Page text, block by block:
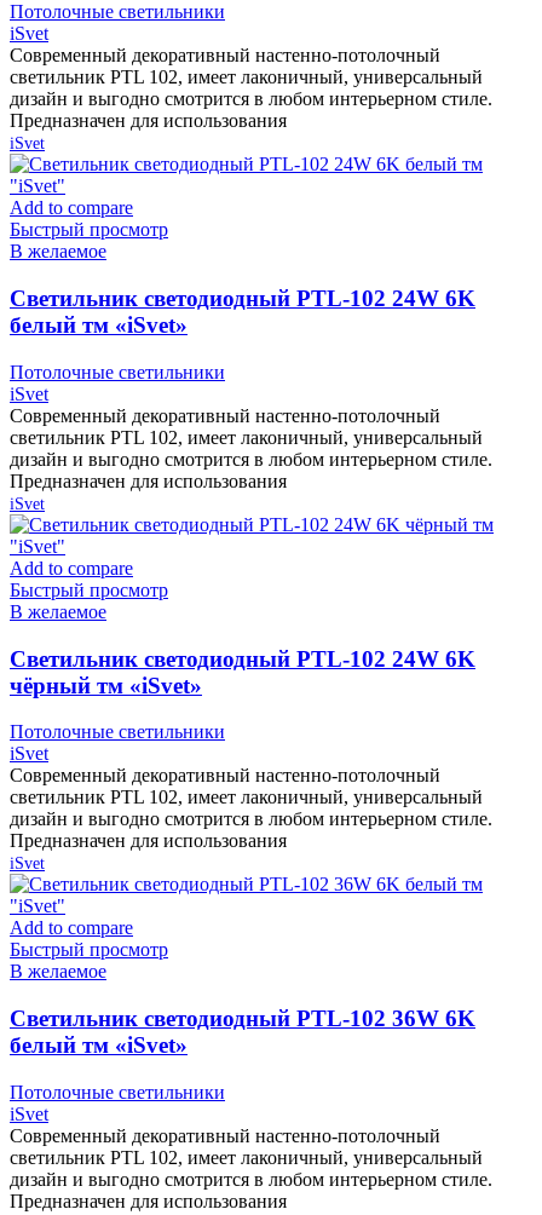
Потолочные светильники
iSvet
Современный декоративный настенно-потолочный
светильник PTL 102, имеет лаконичный, универсальный
дизайн и выгодно смотрится в любом интерьерном стиле.
Предназначен для использования
iSvet
Add to compare
Быстрый просмотр
В желаемое
Cветильник светодиодный PTL-102 24W 6K
белый тм «iSvet»
Потолочные светильники
iSvet
Современный декоративный настенно-потолочный
светильник PTL 102, имеет лаконичный, универсальный
дизайн и выгодно смотрится в любом интерьерном стиле.
Предназначен для использования
iSvet
Add to compare
Быстрый просмотр
В желаемое
Cветильник светодиодный PTL-102 24W 6K
чёрный тм «iSvet»
Потолочные светильники
iSvet
Современный декоративный настенно-потолочный
светильник PTL 102, имеет лаконичный, универсальный
дизайн и выгодно смотрится в любом интерьерном стиле.
Предназначен для использования
iSvet
Add to compare
Быстрый просмотр
В желаемое
Cветильник светодиодный PTL-102 36W 6K
белый тм «iSvet»
Потолочные светильники
iSvet
Современный декоративный настенно-потолочный
светильник PTL 102, имеет лаконичный, универсальный
дизайн и выгодно смотрится в любом интерьерном стиле.
Предназначен для использования